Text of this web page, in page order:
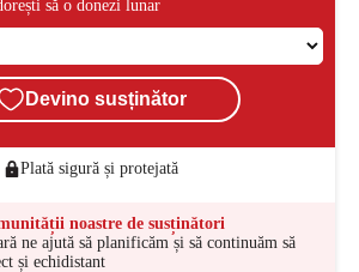
să o donezi lunar
Devino susținător
Plată sigură și protejată
noastre de susținători
ne ajută să planificăm și să continuăm să
și echidistant